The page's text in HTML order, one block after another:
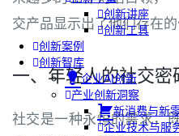
创新讲座
创新工具
创新案例
创新智库
企业AI创新
产业创新洞察
新消费与新
企业技术与服
交产品显示出了他们存在的
一、年轻人的社交密
社交是一种永恒的需求，